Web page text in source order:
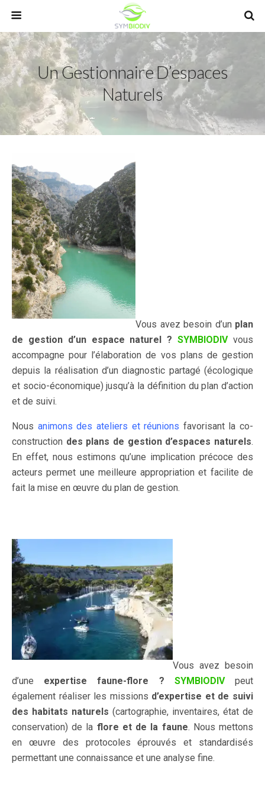
Un Gestionnaire D’espaces
Naturels
Vous avez besoin d’un plan
de gestion d’un espace naturel ? SYMBIODIVvous
accompagne pour l’élaboration de vos plans de gestion
depuis la réalisation d’un diagnostic partagé (écologique
et socio-économique) jusqu’à la définition du plan d’action
et de suivi.
Nous animons des ateliers et réunions favorisant la co-
construction des plans de gestion d’espaces naturels.
En effet, nous estimons qu’une implication précoce des
acteurs permet une meilleure appropriation et facilite de
fait la mise en œuvre du plan de gestion.
Vous avez besoin
d’une expertise faune-flore ? SYMBIODIVpeut
également réaliser les missions d’expertise et de suivi
des habitats naturels (cartographie, inventaires, état de
conservation) de la flore et de la faune. Nous mettons
en œuvre des protocoles éprouvés et standardisés
permettant une connaissance et une analyse fine.